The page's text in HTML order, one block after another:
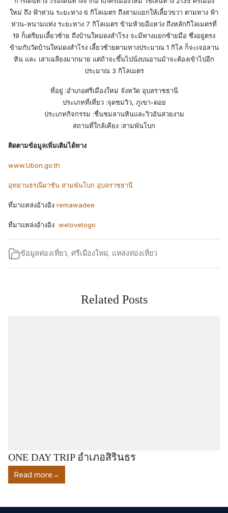
ใหม่ ถึง ฟ้าห่วน ระยะทาง 6 กิโลเมตร ถึงสามแยกให้เลี้ยวขวา ตามทาง ฟ้า
ห่วน-หนามแท่ง ระยะทาง 7 กิโลเมตร ข้ามห้วยอีแหว่ง ถึงหลักกิโลเมตรที่
19 ก็เตรียมเลี้ยวซ้าย ถึงบ้านใหม่ดงสำโรง จะมีทางแยกซ้ายมือ ซึ่งอยู่ตรง
ข้ามกับวัดบ้านใหม่ดงสำโรง เลี้ยวซ้ายตามทางประมาณ 1 กิโล ก็จะเจอลาน
หิน และ เสาเฉลียงมากมาย แต่ถ้าจะขึ้นไปนั่งบนอานม้าจะต้องเข้าไปอีก
ประมาณ 3 กิโลเมตร
ที่อยู่ :อำเภอศรีเมืองใหม่ จังหวัด อุบลราชธานี
ประเภทที่เที่ยว :จุดชมวิว, ภูเขา-ดอย
ประเภทกิจกรรม :ชื่นชมลานหินและวิวอันสวยงาม
สถานที่ใกล้เคียง :สามพันโบก
ติดตามข้อมูลเพิ่มเติมได้ทาง
www.Ubon.go.th
อุทยานธรณีผาชัน สามพันโบก อุบลราชธานี
ที่มาแหล่งอ้างอิง remawadee
ที่มาแหล่งอ้างอิง welovetogo
ข้อมูลท่องเที่ยว ศรีเมืองใหม่ แหล่งท่องเที่ยว
Related Posts
ONE DAY TRIP อำเภอสิรินธร
Read more→